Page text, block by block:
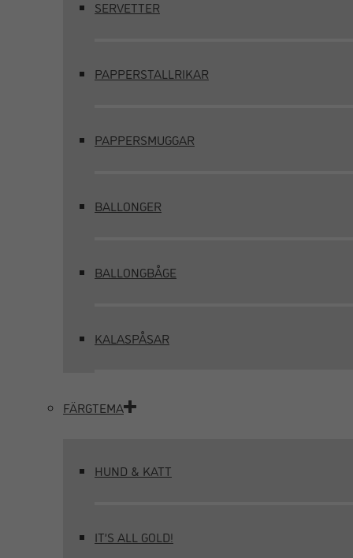
SERVETTER
PAPPERSTALLRIKAR
PAPPERSMUGGAR
BALLONGER
BALLONGBÅGE
KALASPÅSAR
FÄRGTEMA
HUND & KATT
IT’S ALL GOLD!